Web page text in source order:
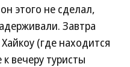
этого не сделал,
Завтра
(где находится
вечеру туристы